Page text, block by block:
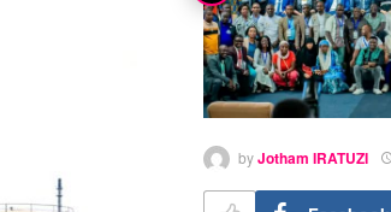
byJotham IRATUZI